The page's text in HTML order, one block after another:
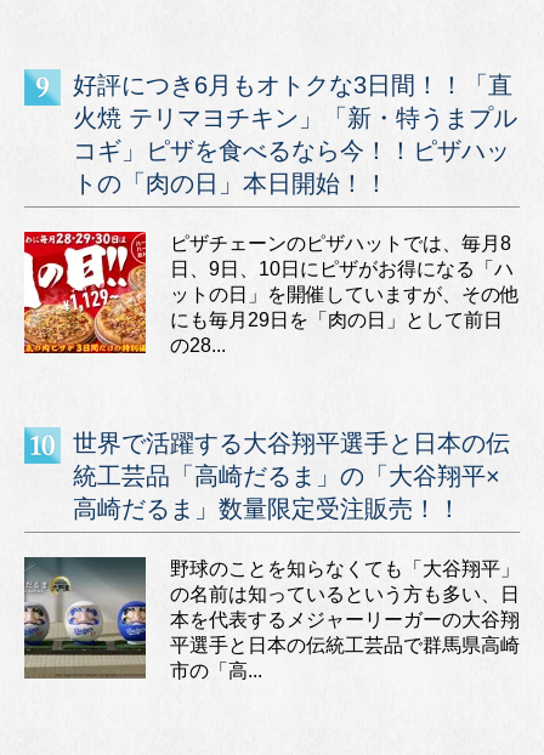
好評につき6月もオトクな3日間！！「直
火焼 テリマヨチキン」「新・特うまプル
コギ」ピザを食べるなら今！！ピザハッ
トの「肉の日」本日開始！！
ピザチェーンのピザハットでは、毎月8
日、9日、10日にピザがお得になる「ハ
ットの日」を開催していますが、その他
にも毎月29日を「肉の日」として前日
の28...
世界で活躍する大谷翔平選手と日本の伝
統工芸品「高崎だるま」の「大谷翔平×
高崎だるま」数量限定受注販売！！
野球のことを知らなくても「大谷翔平」
の名前は知っているという方も多い、日
本を代表するメジャーリーガーの大谷翔
平選手と日本の伝統工芸品で群馬県高崎
市の「高...